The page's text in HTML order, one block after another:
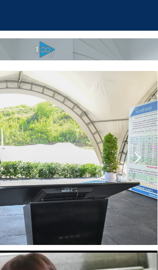
Əliyev Laçında “Həkəriçay” su